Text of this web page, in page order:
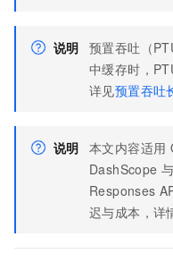
说明 预置吞吐（
中缓存时，
详见预置吞吐
说明 本文内容适用
DashScope
Responses
迟与成本，详